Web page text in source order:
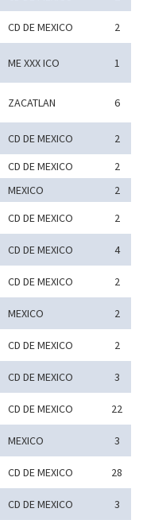
CD DE MEXICO
2
ME XXX ICO
1
ZACATLAN 6
CD DE MEXICO
2
CD DE MEXICO
2
MEXICO
2
CD DE MEXICO
2
CD DE MEXICO
4
CD DE MEXICO
2
MEXICO
2
CD DE MEXICO
2
CD DE MEXICO
3
CD DE MEXICO
22
MEXICO
3
CD DE MEXICO
28
CD DE MEXICO
3